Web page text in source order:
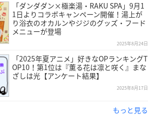
「ダンダダン×極楽湯・RAKU SPA」9月1
1日よりコラボキャンペーン開催！湯上が
り浴衣のオカルンやジジのグッズ・フード
メニューが登場
2025年8月24日
「2025年夏アニメ」好きなOPランキングT
OP10！第1位は『薫る花は凛と咲く』まな
ざしは光【アンケート結果】
2025年8月17日
もっと見る